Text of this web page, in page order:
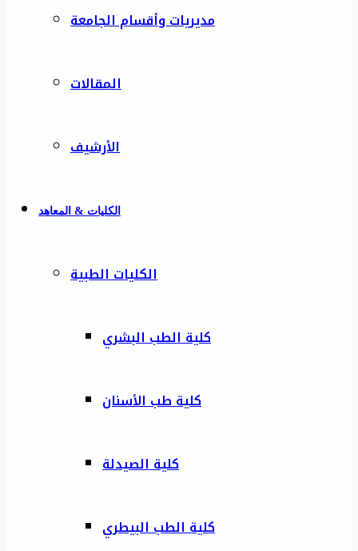
مديريات وأقسام الجامعة
المقالات
الأرشيف
الكليات & المعاهد
الكليات الطبية
كلية الطب البشري
كلية طب الأسنان
كلية الصيدلة
كلية الطب البيطري